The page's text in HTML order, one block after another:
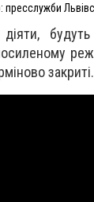
будуть
закриті.